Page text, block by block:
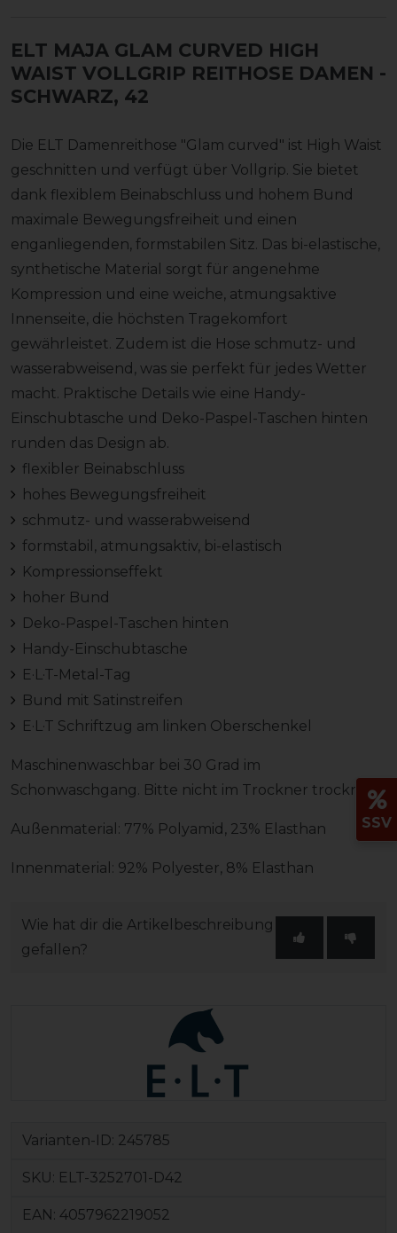
ELT MAJA GLAM CURVED HIGH
WAIST VOLLGRIP REITHOSE DAMEN -
SCHWARZ, 42
Die ELT Damenreithose "Glam curved" ist High Waist
geschnitten und verfügt über Vollgrip. Sie bietet
dank flexiblem Beinabschluss und hohem Bund
maximale Bewegungsfreiheit und einen
enganliegenden, formstabilen Sitz. Das bi-elastische,
synthetische Material sorgt für angenehme
Kompression und eine weiche, atmungsaktive
Innenseite, die höchsten Tragekomfort
gewährleistet. Zudem ist die Hose schmutz- und
wasserabweisend, was sie perfekt für jedes Wetter
macht. Praktische Details wie eine Handy-
Einschubtasche und Deko-Paspel-Taschen hinten
runden das Design ab.
flexibler Beinabschluss
hohes Bewegungsfreiheit
schmutz- und wasserabweisend
formstabil, atmungsaktiv, bi-elastisch
Kompressionseffekt
hoher Bund
Deko-Paspel-Taschen hinten
Handy-Einschubtasche
E·L·T-Metal-Tag
Bund mit Satinstreifen
E·L·T Schriftzug am linken Oberschenkel
Maschinenwaschbar bei 30 Grad im
Schonwaschgang. Bitte nicht im Trockner trocknen.
Außenmaterial: 77% Polyamid, 23% Elasthan
Innenmaterial: 92% Polyester, 8% Elasthan
Wie hat dir die Artikelbeschreibung
gefallen?
Varianten-ID: 245785
SKU: ELT-3252701-D42
EAN: 4057962219052
SSV